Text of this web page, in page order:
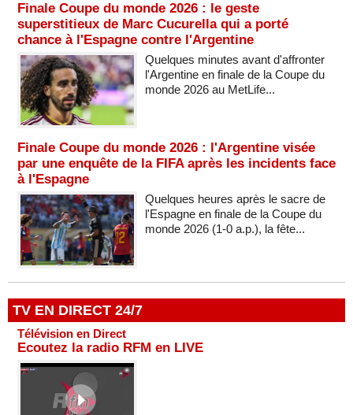
Finale Coupe du monde 2026 : le geste
superstitieux de Marc Cucurella qui a porté
chance à l'Espagne contre l'Argentine
Quelques minutes avant d'affronter
l'Argentine en finale de la Coupe du
monde 2026 au MetLife...
Finale Coupe du monde 2026 : l'Argentine visée
par une enquête de la FIFA après les incidents face
à l'Espagne
Quelques heures après le sacre de
l'Espagne en finale de la Coupe du
monde 2026 (1-0 a.p.), la fête...
TV EN DIRECT 24/7
Télévision en Direct
Ecoutez la radio RFM en LIVE